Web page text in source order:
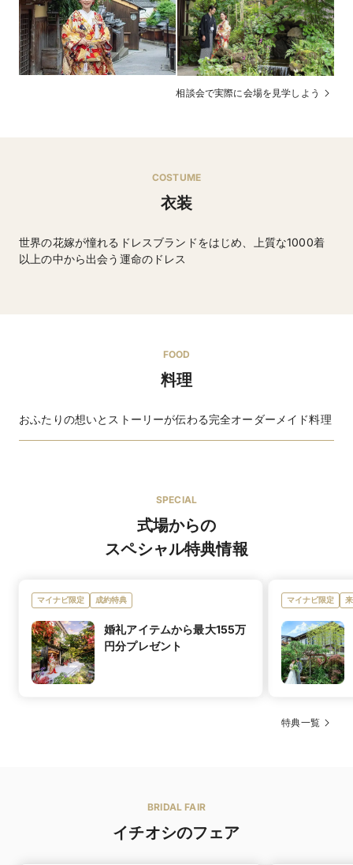
その他
【パパママ婚・子ども連れゲストに優しい会場設計】ミ
キハウス子育て総研認定式場／京都第1号店！キッズス
ペースや授乳室も充実。全館バリアフリー
【オンライン相談も開催】最短30分OK。360度バーチャ
ル会場見学も可能
相談会で実際に会場を見学しよう
COSTUME
衣装
世界の花嫁が憧れるドレスブランドをはじめ、上質な1000着
以上の中から出会う運命のドレス
マタニティド
あり
妊婦さまや産後の体型変化に対応したドレスを豊富に取
り揃えています
持ち込み料
有料
官服・民族衣装・手作り衣裳に限り可能（持ち込み料あ
り）
FOOD
料理
おふたりの想いとストーリーが伝わる完全オーダーメイド料理
合せを行い、イチから創る完全オーダーメイド料理。世
女性ゲストに大人気のデザートビュッフェは、天気の良
SPECIAL
式場からの
スペシャル特典情報
マイナビ限定 成約特典
婚礼アイテムから最大155万
円分プレゼント
マイナビ限定
特典一覧
BRIDAL FAIR
イチオシのフェア